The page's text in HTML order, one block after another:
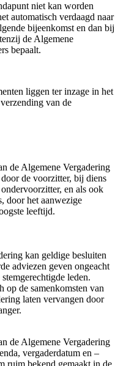
niet kan worden
automatisch verdaagd naar
bijeenkomst en dan bij
de Algemene
bepaalt.
liggen ter inzage in het
van de
de Algemene Vergadering
de voorzitter, bij diens
en als ook
door het aanwezige
leeftijd.
kan geldige besluiten
adviezen geven ongeacht
leden.
op de samenkomsten van
laten vervangen door
de Algemene Vergadering
vergaderdatum en –